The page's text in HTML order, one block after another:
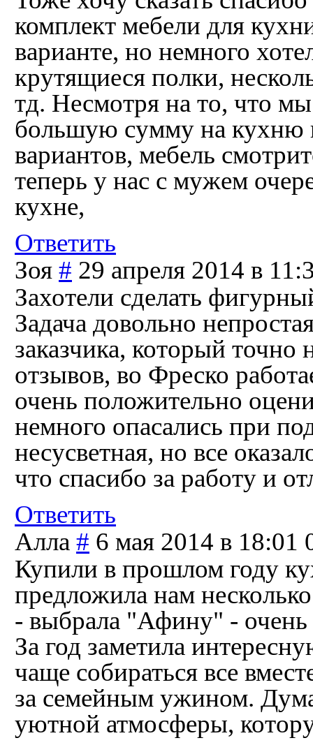
комплект мебели для
варианте, но немного
крутящиеся полки,
тд. Несмотря на то, что
большую сумму на кухню
вариантов, мебель
теперь у нас с мужем
кухне,
Ответить
Зоя # 29 апреля 2014 в
Захотели сделать
Задача довольно
заказчика, который точно
отзывов, во Фреско
очень положительно
немного опасались при
несусветная, но все
что спасибо за работу и
Ответить
Алла # 6 мая 2014 в 18:01
Купили в прошлом году
предложила нам
- выбрала "Афину" - очень
За год заметила
чаще собираться все
за семейным ужином.
уютной атмосферы,